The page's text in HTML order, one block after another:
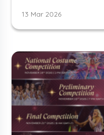
13 Mar 2026